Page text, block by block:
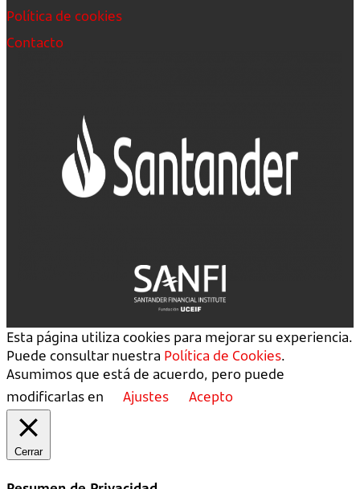
Política de cookies
Contacto
Esta página utiliza cookies para mejorar su experiencia.
Puede consultar nuestra Política de Cookies.
Asumimos que está de acuerdo, pero puede
modificarlas en
Ajustes Acepto
Cerrar